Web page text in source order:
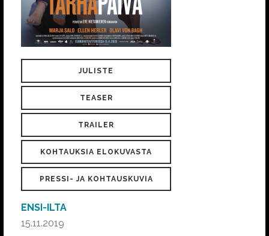
JULISTE
TEASER
TRAILER
KOHTAUKSIA ELOKUVASTA
PRESSI- JA KOHTAUSKUVIA
ENSI-ILTA
15.11.2019